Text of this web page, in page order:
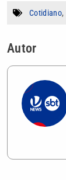
Cotidiano,
Autor